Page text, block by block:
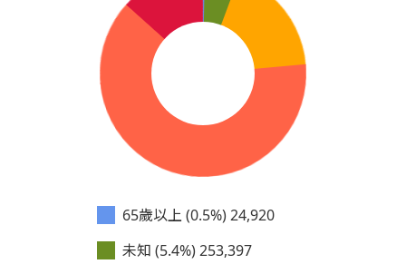
65歲以上 (0.5%) 24,920
未知 (5.4%) 253,397